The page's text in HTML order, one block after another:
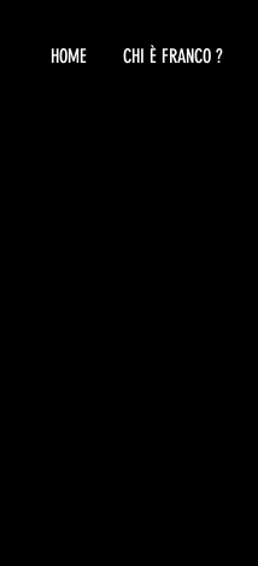
HOME CHI È FRANCO ?